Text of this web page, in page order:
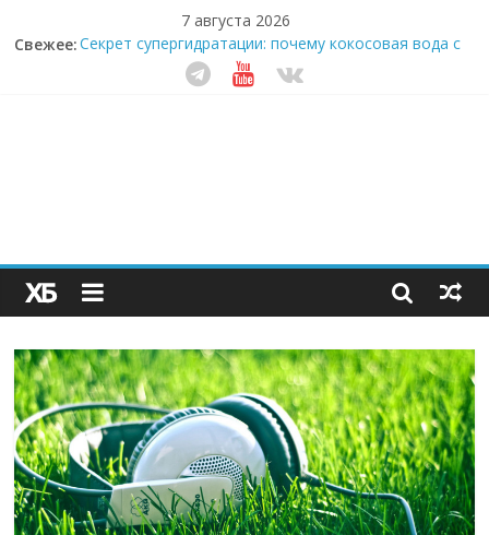
7 августа 2026
Свежее:Секрет супергидратации: почему кокосовая вода с
пребиотиками становится главным трендом
здорового питания
сливки меняют утренний ритуал
Как простая наклейка заставляет миллионы людей
не забывать о самом важном креме этим летом